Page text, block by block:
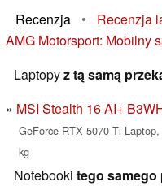
Recenzja
•
Recenzja
AMG Motorsport: Mobilny
Laptopyz tą samą
MSI Stealth 16 AI+
GeForce RTX 5070 Ti
kg
Notebooki tego